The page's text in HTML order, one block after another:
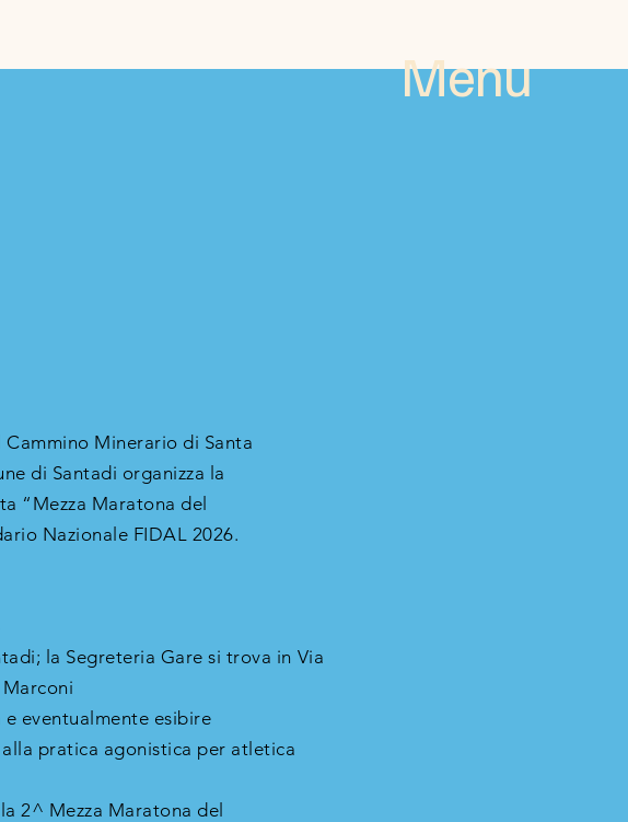
Menu
Minerario di Santa
di Santadi organizza la
“Mezza Maratona del
Nazionale FIDAL 2026.
la Segreteria Gare si trova in Via
eventualmente esibire
pratica agonistica per atletica
2^ Mezza Maratona del